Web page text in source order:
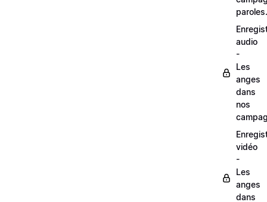
audio
-
Les
anges
dans
nos
vidéo
-
Les
anges
dans